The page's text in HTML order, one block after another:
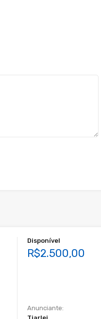
Disponível
R$2.500,00
Anunciante: